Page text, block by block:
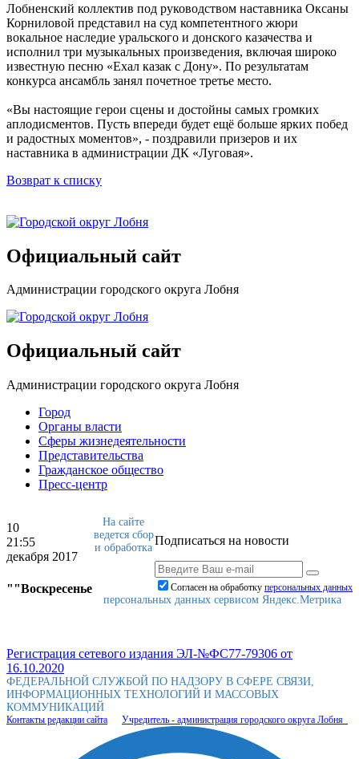
Лобненский коллектив под руководством наставника Оксаны
Корниловой представил на суд компетентного жюри
вокальное наследие уральского и донского казачества и
исполнил три музыкальных произведения, включая широко
известную песню «Ехал казак с Дону». По результатам
конкурса ансамбль занял почетное третье место.
«Вы настоящие герои сцены и достойны самых громких
аплодисментов. Пусть впереди будет ещё больше ярких побед
и радостных моментов», - поздравили призеров и их
наставника в администрации ДК «Луговая».
Возврат к списку
Официальный сайт
Администрации городского округа Лобня
Официальный сайт
Администрации городского округа Лобня
Город
Органы власти
Сферы жизнедеятельности
Представительства
Гражданское общество
Пресс-центр
10
21:55
декабря 2017
""Воскресенье
Подписаться на новости
Согласен на обработку персональныx данных
На сайте
ведется сбор
и обработка
персональных данных сервисом Яндекс.Метрика
Регистрация сетевого издания ЭЛ-№ФС77-79306 от
16.10.2020
ФЕДЕРАЛЬНОЙ СЛУЖБОЙ ПО НАДЗОРУ В СФЕРЕ СВЯЗИ,
ИНФОРМАЦИОННЫХ ТЕХНОЛОГИЙ И МАССОВЫХ
КОММУНИКАЦИЙ
Контакты редакции сайта Учредитель - администрация городского округа Лобня